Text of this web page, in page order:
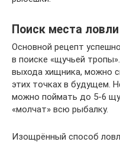
Поиск места ловли
Основной рецепт
в поиске «щучьей
выхода хищника, можно
этих точках в будущем.
можно поймать до 5-6
«молчат» всю рыбалку.
Изощрённый способ